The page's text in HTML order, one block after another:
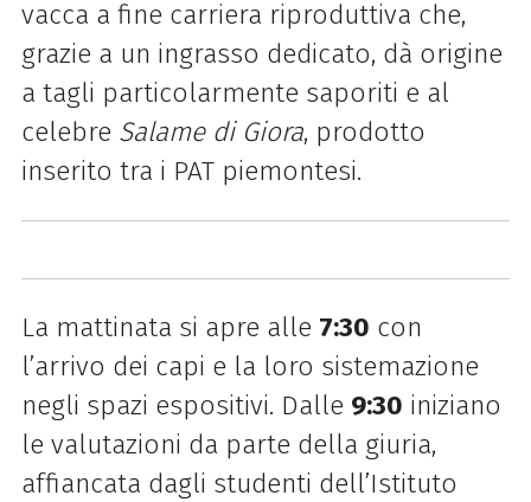
vacca a fine carriera riproduttiva che,
grazie a un ingrasso dedicato, dà origine
a tagli particolarmente saporiti e al
celebre Salame di Giora, prodotto
inserito tra i PAT piemontesi.
La mattinata si apre alle 7:30 con
l’arrivo dei capi e la loro sistemazione
negli spazi espositivi. Dalle 9:30 iniziano
le valutazioni da parte della giuria,
affiancata dagli studenti dell’Istituto